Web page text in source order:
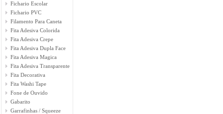
Fichario Escolar
Fichario PVC
Filamento Para Caneta
Fita Adesiva Colorida
Fita Adesiva Crepe
Fita Adesiva Dupla Face
Fita Adesiva Magica
Fita Adesiva Transparente
Fita Decorativa
Fita Washi Tape
Fone de Ouvido
Gabarito
Garrafinhas / Squeeze